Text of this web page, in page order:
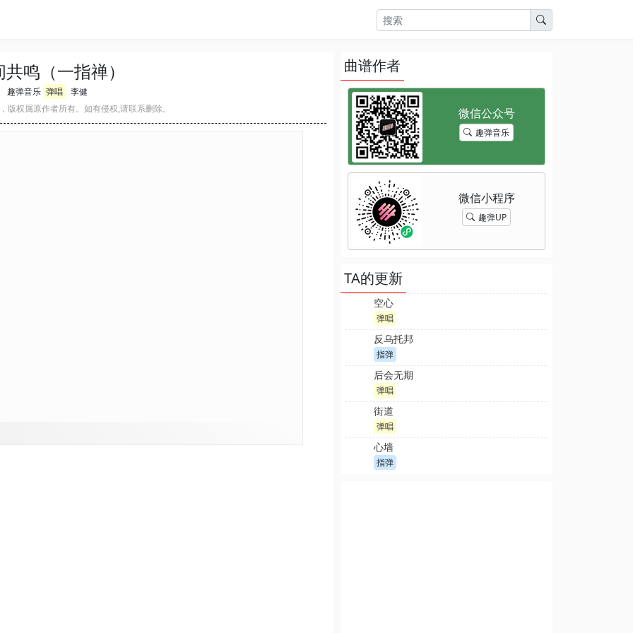
鸣（一指禅）
趣弹音乐 弹唱
李健
版权属原作者所有。如有侵权,请联系删除。
曲谱作者
趣弹音乐
趣弹UP
TA的更新
空心
弹唱
反乌托邦
指弹
后会无期
弹唱
街道
弹唱
心墙
指弹